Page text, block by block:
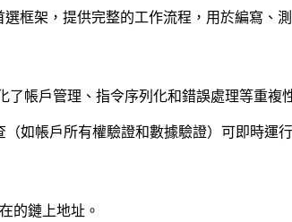
選框架，提供完整的工作流程，用於編寫、
了帳戶管理、指令序列化和錯誤處理等重複
（如帳戶所有權驗證和數據驗證）可即時運
的鏈上地址。